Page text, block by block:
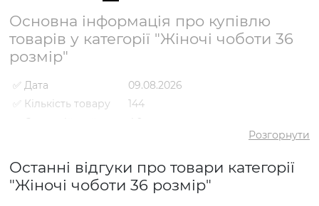
Основна інформація про купівлю
товарів у категорії "Жіночі чоботи 36
розмір"
✅ Дата
09.08.2026
✅ Кількість товару
144
✅ Середній рейтинг
4.9
✅ Найдешевший
товар
2092 грн
✅ Найдорожчий
8795 грн
Розгорнути
Останні відгуки про товари категорії
"Жіночі чоботи 36 розмір"